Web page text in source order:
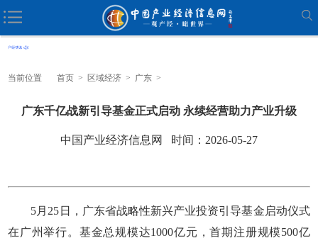
当前位置 首页 > 区域经济 > 广东 >
广东千亿战新引导基金正式启动 永续经营助力产业升级
中国产业经济信息网 时间：2026-05-27
5月25日，广东省战略性新兴产业投资引导基金启动仪式
在广州举行。基金总规模达1000亿元，首期注册规模500亿